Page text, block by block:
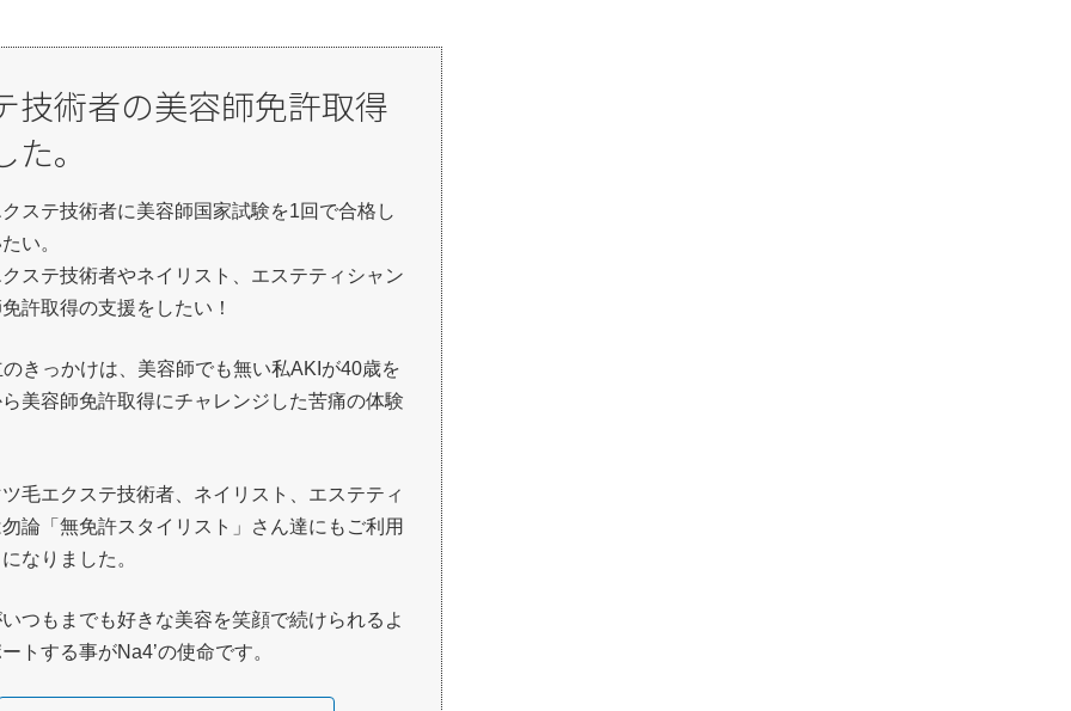
技術者の美容師免許取得
。
ステ技術者に美容師国家試験を1回で合格し
い。
ステ技術者やネイリスト、エステティシャン
許取得の支援をしたい！
きっかけは、美容師でも無い私AKIが40歳を
美容師免許取得にチャレンジした苦痛の体験
毛エクステ技術者、ネイリスト、エステティ
論「無免許スタイリスト」さん達にもご利用
なりました。
つもまでも好きな美容を笑顔で続けられるよ
トする事がNa4’の使命です。